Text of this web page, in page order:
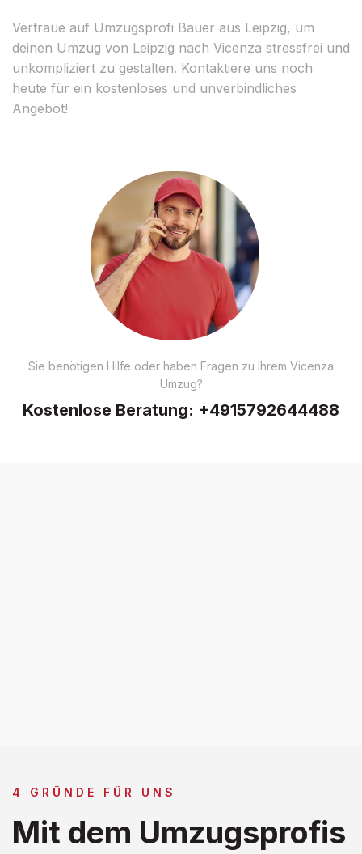
Vertraue auf Umzugsprofi Bauer aus Leipzig, um
deinen Umzug von Leipzig nach Vicenza stressfrei und
unkompliziert zu gestalten. Kontaktiere uns noch
heute für ein kostenloses und unverbindliches
Angebot!
Sie benötigen Hilfe oder haben Fragen zu Ihrem Vicenza
Umzug?
Kostenlose Beratung: +4915792644488
4 GRÜNDE FÜR UNS
Mit dem Umzugsprofis